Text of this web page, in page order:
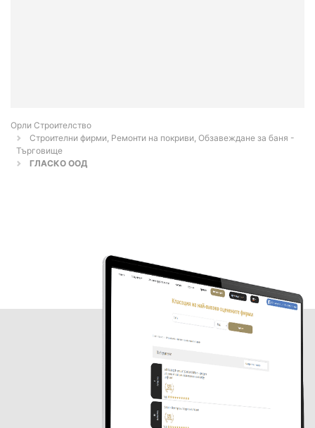
Орли Строителство
Строителни фирми, Ремонти на покриви, Обзавеждане за баня -
Търговище
ГЛАСКО ООД